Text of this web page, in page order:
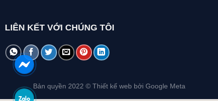
LIÊN KẾT VỚI CHÚNG TÔI
Bản quyền 2022 © Thiết kế web bởi Google Meta